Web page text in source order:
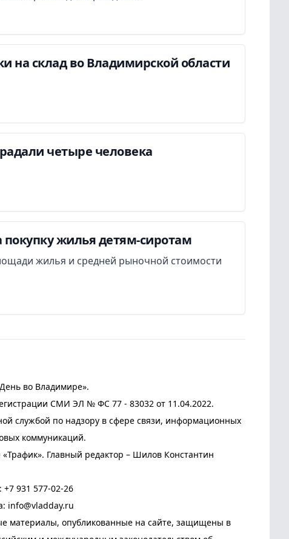
на склад во Владимирской области
четыре человека
жилья детям-сиротам
жилья и средней рыночной стоимости
во Владимире».
СМИ ЭЛ № ФС 77 - 83032 от 11.04.2022.
службой по надзору в сфере связи, информационных
коммуникаций.
Главный редактор – Шилов Константин
+7 931 577-02-26
info@vladday.ru
материалы, опубликованные на сайте, защищены в